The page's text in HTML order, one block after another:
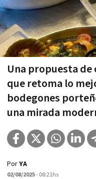
Una propuesta de
que retoma lo
bodegones
una mirada
PorYA
02/08/2025- 08:21hs